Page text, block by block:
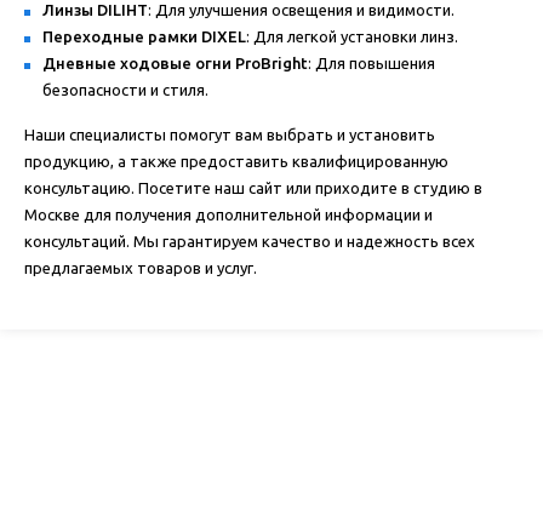
Линзы DILIHT: Для улучшения освещения и видимости.
Переходные рамки DIXEL: Для легкой установки линз.
Дневные ходовые огни ProBright: Для повышения
безопасности и стиля.
Наши специалисты помогут вам выбрать и установить
продукцию, а также предоставить квалифицированную
консультацию. Посетите наш сайт или приходите в студию в
Москве для получения дополнительной информации и
консультаций. Мы гарантируем качество и надежность всех
предлагаемых товаров и услуг.